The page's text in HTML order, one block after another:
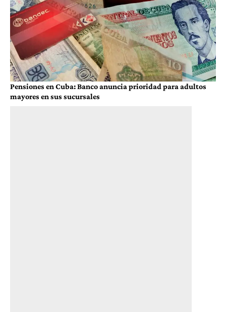
Pensiones en Cuba: Banco anuncia prioridad para adultos
mayores en sus sucursales